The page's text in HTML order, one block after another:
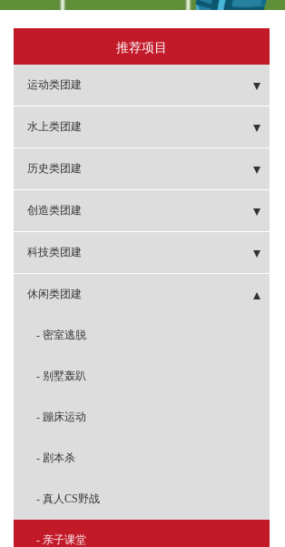
推荐项目
运动类团建
- 棒球团建
- 健球团建
- 冰球团建
- 飞盘团建
- 冰壶团建
- 攻防箭团建
水上类团建
- 帆船出击
- 欢快皮艇
- 桨板体验
- 扎筏泅渡
历史类团建
- 攻打虎牢关
- 笑傲江湖
- 三国争霸
创造类团建
- 扬帆起航
- 非洲鼓
- 极速飞车
- 共绘蓝图
- 共筑未来城
- 音乐团建
- 箱鼓团建
- 巨人捕手
科技类团建
- 剧本团建
- 玩霸江湖
- 新西游团建
- 嗨翻办公室
- 极速追踪
- 国宝密令
休闲类团建
- 密室逃脱
- 别墅轰趴
- 蹦床运动
- 剧本杀
- 真人CS野战
- 亲子课堂